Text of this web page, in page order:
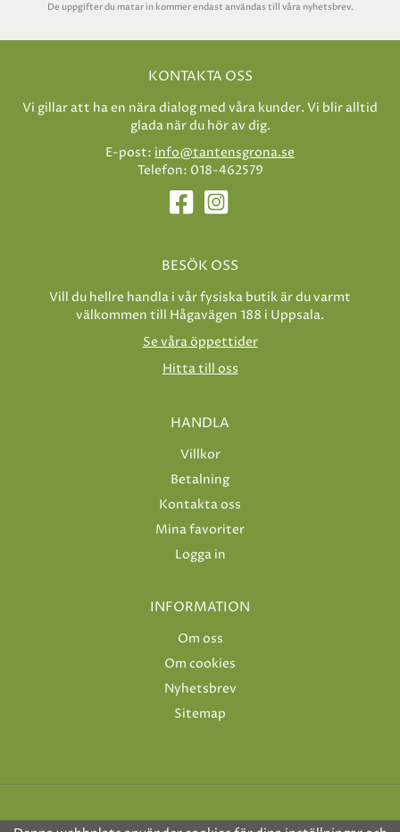
De uppgifter du matar in kommer endast användas till våra nyhetsbrev.
KONTAKTA OSS
Vi gillar att ha en nära dialog med våra kunder. Vi blir alltid
glada när du hör av dig.
E-post: info@tantensgrona.se
Telefon: 018-462579
BESÖK OSS
Vill du hellre handla i vår fysiska butik är du varmt
välkommen till Hågavägen 188 i Uppsala.
Se våra öppettider
Hitta till oss
HANDLA
Villkor
Betalning
Kontakta oss
Mina favoriter
Logga in
INFORMATION
Om oss
Om cookies
Nyhetsbrev
Sitemap